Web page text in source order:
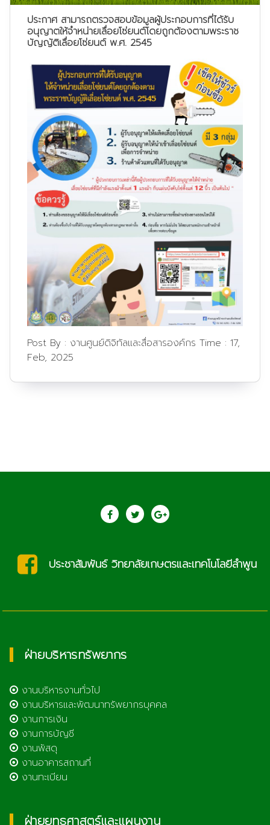
ประกาศ สามารถตรวจสอบข้อมูลผู้ประกอบการที่ได้รับ
อนุญาตให้จำหน่ายเลื่อยโซ่ยนต์โดยถูกต้องตามพระราช
บัญญัติเลื่อยโซ่ยนต์ พ.ศ. 2545
Post By : งานศูนย์ดิจิทัลและสื่อสารองค์กร Time : 17,
Feb, 2025
ะเทคโนโลยีลำพูน
ฝ่ายบริหารทรัพยากร
งานบริหารงานทั่วไป
งานบริหารและพัฒนาทรัพยากรบุคคล
งานการเงิน
งานการบัญชี
งานพัสดุ
งานอาคารสถานที่
งานทะเบียน
ฝ่ายยุทธศาสตร์และแผนงาน